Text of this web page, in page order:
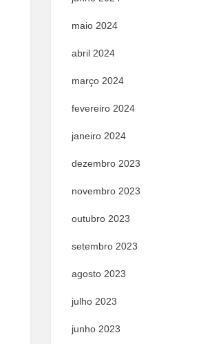
maio 2024
abril 2024
março 2024
fevereiro 2024
janeiro 2024
dezembro 2023
novembro 2023
outubro 2023
setembro 2023
agosto 2023
julho 2023
junho 2023